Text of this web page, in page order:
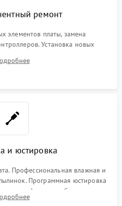
ремонт
элементов платы, замена
Установка новых
затвора или двигателя
геометрии тубуса объектива
и юстировка
Профессиональная влажная и
Программная юстировка
автофокуса, стабилизатора и
сервисного ПО.